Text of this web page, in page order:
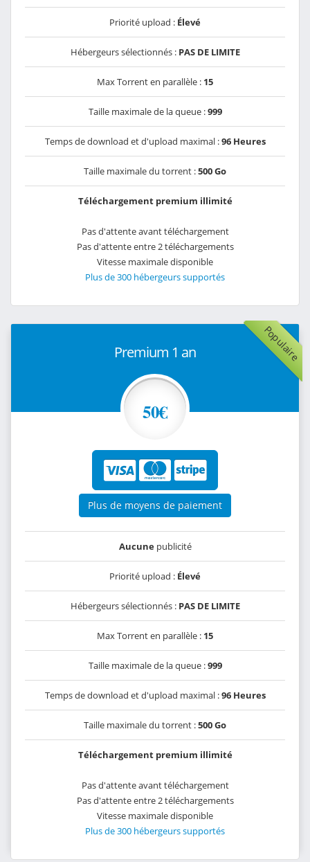
Priorité upload : Élevé
Hébergeurs sélectionnés : PAS DE LIMITE
Max Torrent en parallèle : 15
Taille maximale de la queue :999
Temps de download et d'upload maximal :96 Heures
Taille maximale du torrent :500 Go
Téléchargement premium illimité
Pas d'attente avant téléchargement
Pas d'attente entre 2 téléchargements
Vitesse maximale disponible
Plus de 300 hébergeurs supportés
Populaire
Premium 1 an
50€
Plus de moyens de paiement
Aucunepublicité
Priorité upload : Élevé
Hébergeurs sélectionnés : PAS DE LIMITE
Max Torrent en parallèle : 15
Taille maximale de la queue :999
Temps de download et d'upload maximal :96 Heures
Taille maximale du torrent :500 Go
Téléchargement premium illimité
Pas d'attente avant téléchargement
Pas d'attente entre 2 téléchargements
Vitesse maximale disponible
Plus de 300 hébergeurs supportés